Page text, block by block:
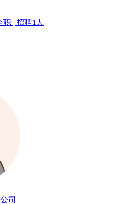
职 | 招聘1人
司